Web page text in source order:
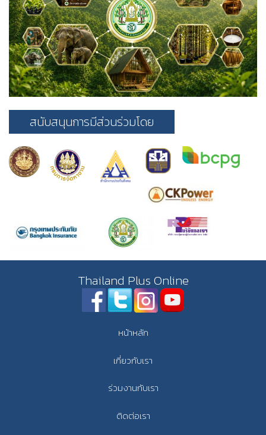
สนับสนุนการมีส่วนร่วมโดย
Thailand Plus Online
หน้าหลัก
เกี่ยวกับเรา
ร่วมงานกับเรา
ติดต่อเรา